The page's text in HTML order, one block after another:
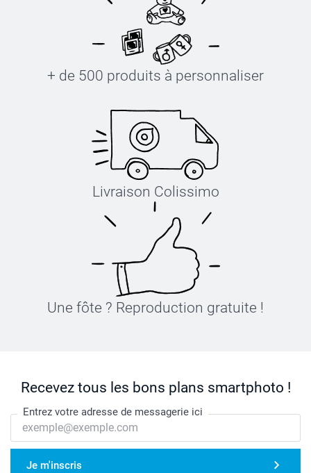
+ de 500 produits à personnaliser
Livraison Colissimo
Une fôte ? Reproduction gratuite !
Recevez tous les bons plans smartphoto !
Entrez votre adresse de messagerie ici
Je m'inscris